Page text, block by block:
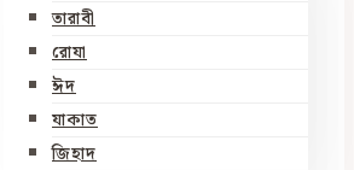
তারাবী
রোযা
ঈদ
যাকাত
জিহাদ